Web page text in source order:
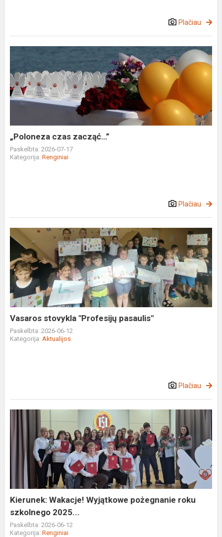
Plačiau
„Poloneza
zacząć…”
„Poloneza czas zacząć…”
Paskelbta: 2026-07-17
Kategorija: Renginiai
Plačiau
Vasaros
stovykla
"Profesijų
pasaulis"
Vasaros stovykla "Profesijų pasaulis"
Paskelbta: 2026-06-12
Kategorija: Aktualijos
Plačiau
Kierunek:
Wakacje!
Wyjątkowe
pożegnanie
szkolnego
2025...
Kierunek: Wakacje! Wyjątkowe pożegnanie roku
szkolnego 2025...
Paskelbta: 2026-06-12
Kategorija: Renginiai